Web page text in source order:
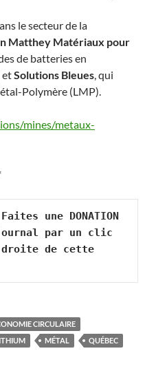
le secteur de la
Matthey Matériaux pour
de batteries en
etSolutions Bleues, qui
Polymère (LMP).
mines/metaux-
une DONATION
par un clic
droite de cette
CIRCULAIRE
MÉTAL
QUÉBEC